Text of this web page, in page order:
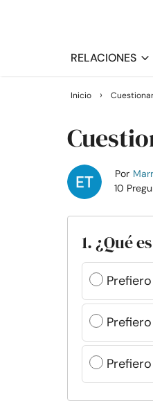
RELACIONES
Inicio ›
Por
10
1. ¿Qué